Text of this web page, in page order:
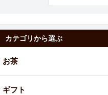
カテゴリから選ぶ
お茶
ギフト